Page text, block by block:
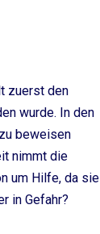
zuerst den
wurde. In den
beweisen
nimmt die
um Hilfe, da sie
in Gefahr?